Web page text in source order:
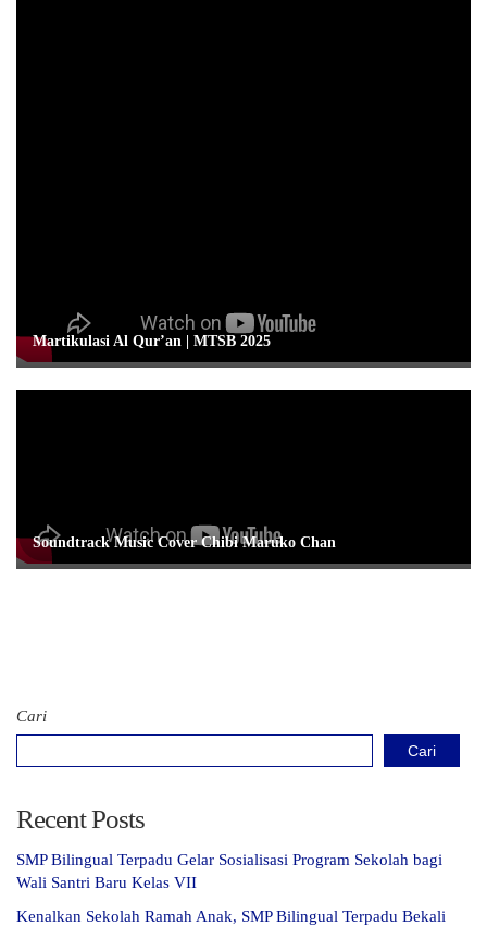
Martikulasi Al Qur’an | MTSB 2025
Soundtrack Music Cover Chibi Maruko Chan
Cari
Cari
Recent Posts
SMP Bilingual Terpadu Gelar Sosialisasi Program Sekolah bagi
Wali Santri Baru Kelas VII
Kenalkan Sekolah Ramah Anak, SMP Bilingual Terpadu Bekali